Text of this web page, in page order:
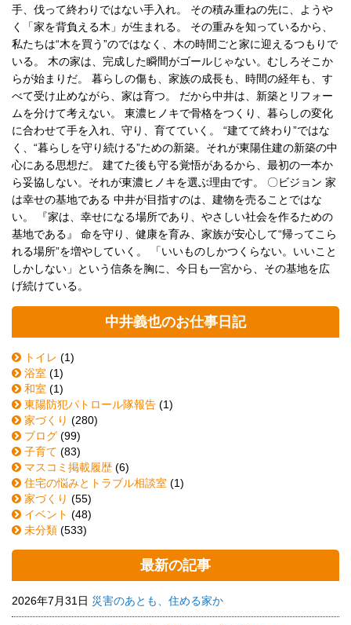
手、伐って終わりではない手入れ。 その積み重ねの先に、ようや
く「家を背負える木」が生まれる。 その重みを知っているから、
私たちは“木を買う”のではなく、木の時間ごと家に迎えるつもりで
いる。 木の家は、完成した瞬間がゴールじゃない。むしろそこか
らが始まりだ。 暮らしの傷も、家族の成長も、時間の経年も、す
べて受け止めながら、家は育つ。 だから中井は、新築とリフォー
ムを分けて考えない。 東濃ヒノキで骨格をつくり、暮らしの変化
に合わせて手を入れ、守り、育てていく。 “建てて終わり”ではな
く、“暮らしを守り続ける”ための新築。それが東陽住建の新築の中
心にある思想だ。 建てた後も守る覚悟があるから、最初の一本か
ら妥協しない。それが東濃ヒノキを選ぶ理由です。 〇ビジョン 家
は幸せの基地である 中井が目指すのは、建物を売ることではな
い。 『家は、幸せになる場所であり、やさしい社会を作るための
基地である』 命を守り、健康を育み、家族が安心して“帰ってこら
れる場所”を増やしていく。 「いいものしかつくらない。いいこと
しかしない」という信条を胸に、今日も一宮から、その基地を広
げ続けている。
中井義也のお仕事日記
トイレ (1)
浴室 (1)
和室 (1)
東陽防犯パトロール隊報告 (1)
家づくり (280)
ブログ (99)
子育て (83)
マスコミ掲載履歴 (6)
住宅の悩みとトラブル相談室 (1)
家づくり (55)
イベント (48)
未分類 (533)
最新の記事
2026年7月31日 災害のあとも、住める家か